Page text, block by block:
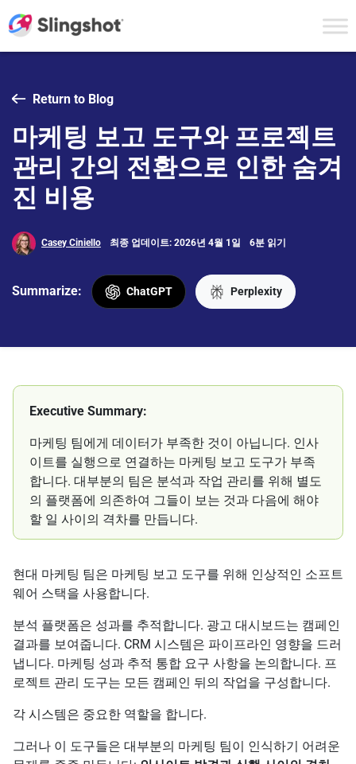
Return to Blog
마케팅 보고 도구와 프로젝트
관리 간의 전환으로 인한 숨겨
진 비용
Casey Ciniello 최종 업데이트: 2026년 4월 1일 6분 읽기
Summarize: ChatGPT Perplexity
Executive Summary:
마케팅 팀에게 데이터가 부족한 것이 아닙니다. 인사
이트를 실행으로 연결하는 마케팅 보고 도구가 부족
합니다. 대부분의 팀은 분석과 작업 관리를 위해 별도
의 플랫폼에 의존하여 그들이 보는 것과 다음에 해야
할 일 사이의 격차를 만듭니다.
현대 마케팅 팀은 마케팅 보고 도구를 위해 인상적인 소프트
웨어 스택을 사용합니다.
분석 플랫폼은 성과를 추적합니다. 광고 대시보드는 캠페인
결과를 보여줍니다. CRM 시스템은 파이프라인 영향을 드러
냅니다. 마케팅 성과 추적 통합 요구 사항을 논의합니다. 프
로젝트 관리 도구는 모든 캠페인 뒤의 작업을 구성합니다.
각 시스템은 중요한 역할을 합니다.
그러나 이 도구들은 대부분의 마케팅 팀이 인식하기 어려운